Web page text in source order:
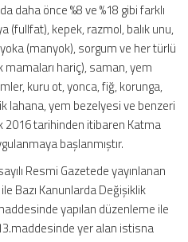
daha önce %8 ve %18 gibi farklı
(fullfat), kepek, razmol, balık unu,
(manyok), sorgum ve her türlü
hariç), saman, yem
kuru ot, yonca, fiğ, korunga,
lahana, yem bezelyesi ve benzeri
2016 tarihinden itibaren Katma
başlanmıştır.
Resmi Gazetede yayınlanan
Bazı Kanunlarda Değişiklik
yapılan düzenleme ile
yer alan istisna